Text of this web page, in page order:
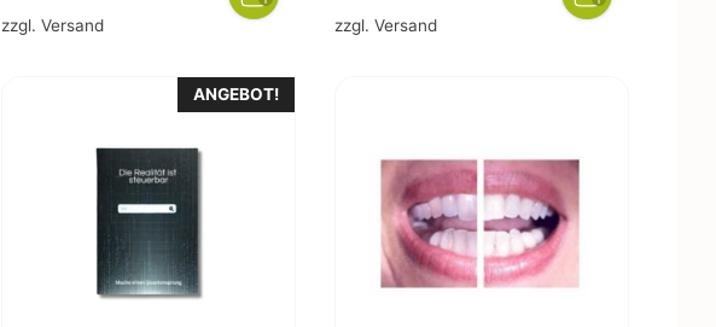
Preis
9,90 €.
zzgl. Versand
Preis
zzgl. Versand
ANGEBOT!